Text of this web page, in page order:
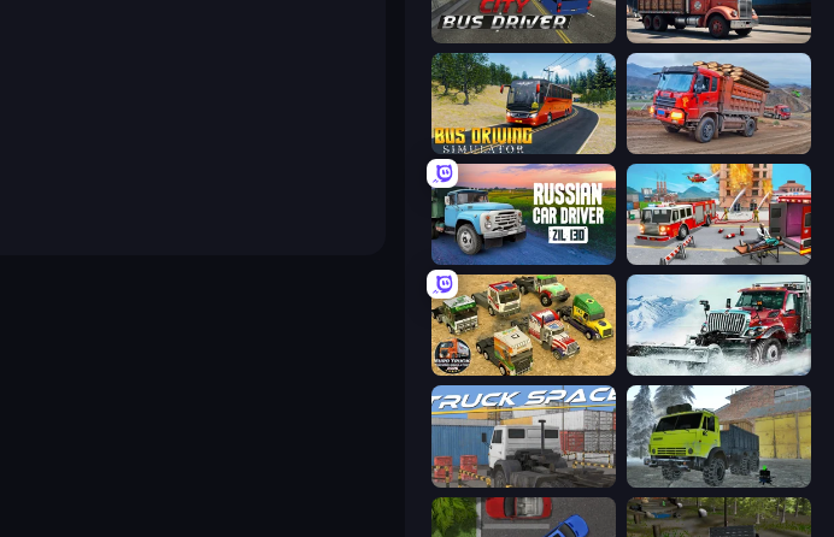
City Bus Driver Cargo Truck Parking
Bus Driving Simulator Cargo Truck Driver Simulator
Russian Car Driver ZIL 130 Fireman 2024
Euro Truck Driving Simulator 2025 Snow Plow Truck
Truck Space Taiga Car Driver